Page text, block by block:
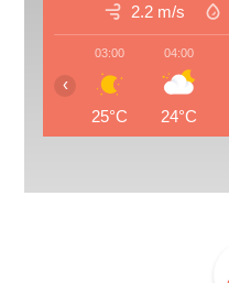
2.2 m/s
03:00
25°C
04:00
24°C
‹